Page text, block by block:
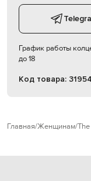
График работы
до 18
Код товара:
Главная Женщинам